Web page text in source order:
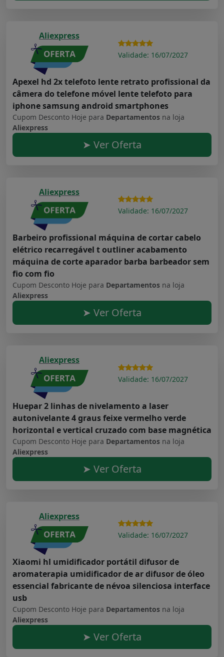
Aliexpress
Validade: 16/07/2027
Apexel hd 2x telefoto lente retrato profissional da
câmera do telefone móvel lente telefoto para
iphone samsung android smartphones
Cupom Desconto Hoje para Departamentos na loja
Aliexpress
➤ Ver Oferta
Aliexpress
Validade: 16/07/2027
Barbeiro profissional máquina de cortar cabelo
elétrico recarregável t outliner acabamento
máquina de corte aparador barba barbeador sem
fio com fio
Cupom Desconto Hoje para Departamentos na loja
Aliexpress
➤ Ver Oferta
Aliexpress
Validade: 16/07/2027
Huepar 2 linhas de nivelamento a laser
autonivelante 4 graus feixe vermelho verde
horizontal e vertical cruzado com base magnética
Cupom Desconto Hoje para Departamentos na loja
Aliexpress
➤ Ver Oferta
Aliexpress
Validade: 16/07/2027
Xiaomi hl umidificador portátil difusor de
aromaterapia umidificador de ar difusor de óleo
essencial fabricante de névoa silenciosa interface
usb
Cupom Desconto Hoje para Departamentos na loja
Aliexpress
➤ Ver Oferta